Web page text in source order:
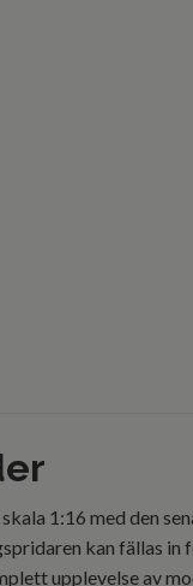
1:16 med den
kan fällas
upplevelse av